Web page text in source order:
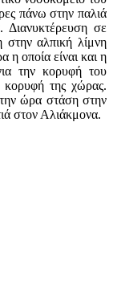
πάνω στην παλιά
σε
αλπική λίμνη
οποία είναι και η
την κορυφή του
της χώρας.
ώρα στάση στην
στον Αλιάκμονα.